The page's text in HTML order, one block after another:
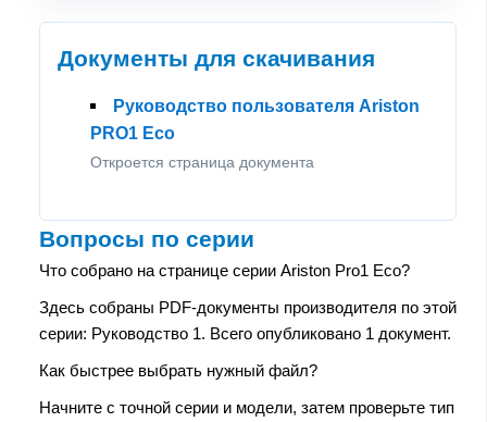
Документы для скачивания
Руководство пользователя Ariston
PRO1 Eco
Откроется страница документа
Вопросы по серии
Что собрано на странице серии Ariston Pro1 Eco?
Здесь собраны PDF-документы производителя по этой
серии: Руководство 1. Всего опубликовано 1 документ.
Как быстрее выбрать нужный файл?
Начните с точной серии и модели, затем проверьте тип